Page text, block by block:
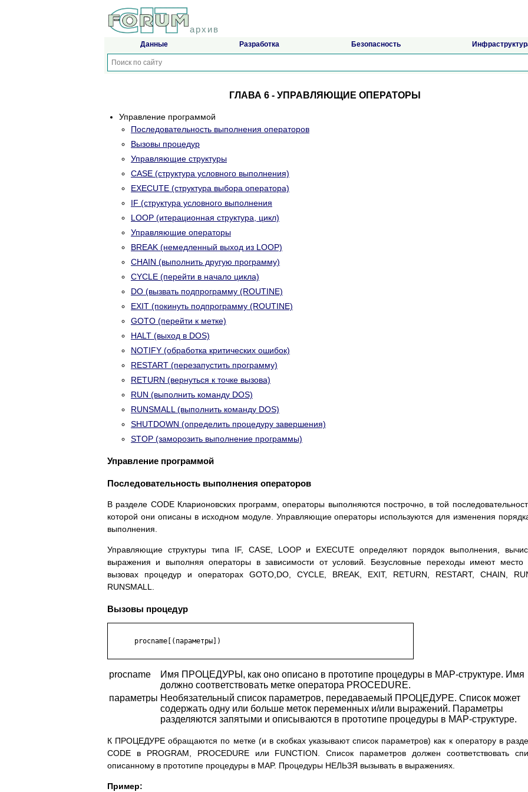
архив
Данные Разработка Безопасность
ГЛАВА 6 - УПРАВЛЯЮЩИЕ ОПЕРАТОРЫ
Управление программой
Последовательность выполнения операторов
Вызовы процедур
Управляющие структуры
CASE (структура условного выполнения)
EXECUTE (структура выбора оператора)
IF (структура условного выполнения
LOOP (итерационная структура, цикл)
Управляющие операторы
BREAK (немедленный выход из LOOP)
CHAIN (выполнить другую программу)
CYCLE (перейти в начало цикла)
DO (вызвать подпрограмму (ROUTINE)
EXIT (покинуть подпрограмму (ROUTINE)
GOTO (перейти к метке)
HALT (выход в DOS)
NOTIFY (обработка критических ошибок)
RESTART (перезапустить программу)
RETURN (вернуться к точке вызова)
RUN (выполнить команду DOS)
RUNSMALL (выполнить команду DOS)
SHUTDOWN (определить процедуру завершения)
STOP (заморозить выполнение программы)
Управление программой
Последовательность выполнения операторов
В разделе CODE Кларионовских программ, операторы выполняются построчно, в той
которой они описаны в исходном модуле. Управляющие операторы используются для изменения
выполнения.
Управляющие структуры типа IF, CASE, LOOP и EXECUTE определяют порядок выполнения,
выражения и выполняя операторы в зависимости от условий. Безусловные переходы имеют место
вызовах процедур и операторах GOTO,DO, CYCLE, BREAK, EXIT, RETURN, RESTART, CHAIN,
RUNSMALL.
Вызовы процедур
      procname[(параметры])
procname
Имя ПРОЦЕДУРЫ, как оно описано в прототипе процедуры в MAP-структуре. Имя
должно соответствовать метке оператора PROCEDURE.
параметры Необязательный список параметров, передаваемый ПРОЦЕДУРЕ. Список может
содержать одну или больше меток переменных и/или выражений. Параметры
разделяются запятыми и описываются в прототипе процедуры в MAP-структуре.
К ПРОЦЕДУРЕ обращаются по метке (и в скобках указывают список параметров) как к оператору в
CODE в PROGRAM, PROCEDURE или FUNCTION. Список параметров должен соответствовать
описанному в прототипе процедуры в MAP. Процедуры НЕЛЬЗЯ вызывать в выражениях.
Пример: